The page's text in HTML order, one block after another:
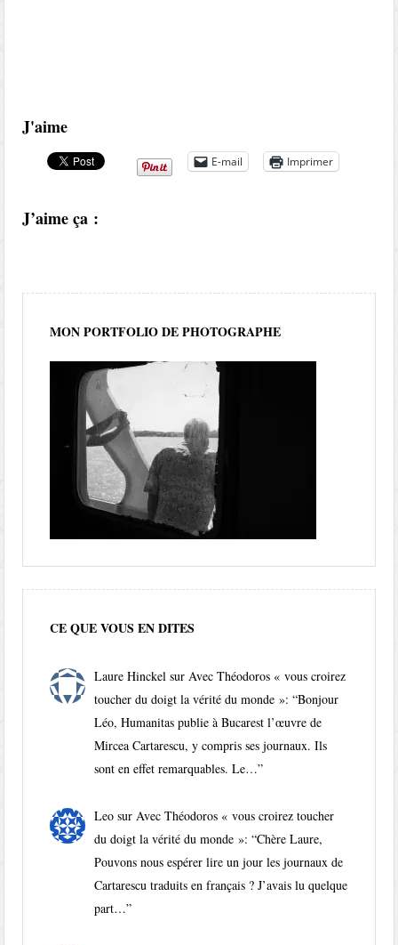
J'aime
E-mail Imprimer
J’aime ça :
MON PORTFOLIO DE PHOTOGRAPHE
CE QUE VOUS EN DITES
Laure Hinckel surAvec Théodoros « vous croirez
toucher du doigt la vérité du monde »: “Bonjour
Léo, Humanitas publie à Bucarest l’œuvre de
Mircea Cartarescu, y compris ses journaux. Ils
sont en effet remarquables. Le…”
Leo sur Avec Théodoros « vous croirez toucher
du doigt la vérité du monde »: “Chère Laure,
Pouvons nous espérer lire un jour les journaux de
Cartarescu traduits en français ? J’avais lu quelque
part…”